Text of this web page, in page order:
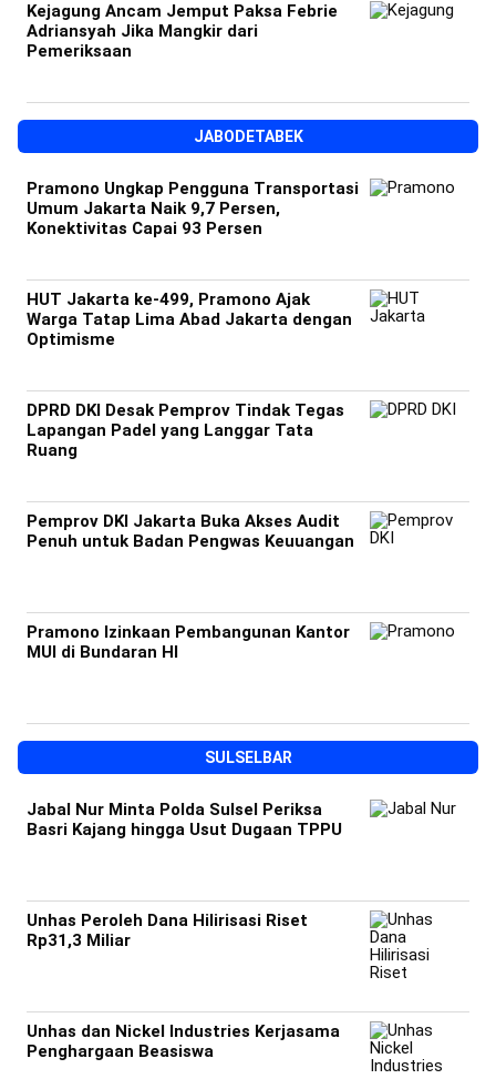
Kejagung Ancam Jemput Paksa Febrie
Adriansyah Jika Mangkir dari
Pemeriksaan
JABODETABEK
Pramono Ungkap Pengguna Transportasi
Umum Jakarta Naik 9,7 Persen,
Konektivitas Capai 93 Persen
HUT Jakarta ke-499, Pramono Ajak
Warga Tatap Lima Abad Jakarta dengan
Optimisme
DPRD DKI Desak Pemprov Tindak Tegas
Lapangan Padel yang Langgar Tata
Ruang
Pemprov DKI Jakarta Buka Akses Audit
Penuh untuk Badan Pengwas Keuuangan
Pramono Izinkaan Pembangunan Kantor
MUI di Bundaran HI
SULSELBAR
Jabal Nur Minta Polda Sulsel Periksa
Basri Kajang hingga Usut Dugaan TPPU
Unhas Peroleh Dana Hilirisasi Riset
Rp31,3 Miliar
Unhas dan Nickel Industries Kerjasama
Penghargaan Beasiswa